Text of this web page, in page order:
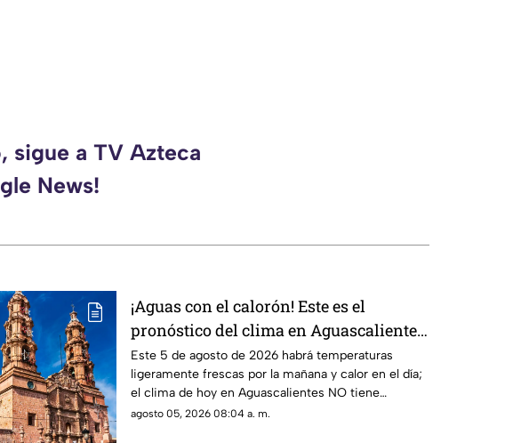
sigue a TV Azteca
News!
¡Aguas con el calorón! Este es el
pronóstico del clima en Aguascalientes
hoy 4 de agosto
Este 5 de agosto de 2026 habrá temperaturas
ligeramente frescas por la mañana y calor en el día;
el clima de hoy en Aguascalientes NO tiene
pronóstico de lluvia
agosto 05, 2026 08:04 a. m.